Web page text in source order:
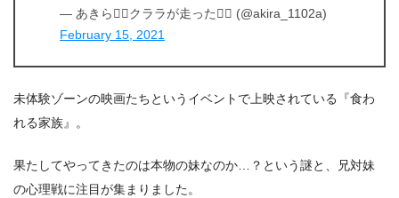
— あきら🏃‍♀️クララが走った🏃‍♀️ (@akira_1102a)
February 15, 2021
未体験ゾーンの映画たちというイベントで上映されている『食わ
れる家族』。
果たしてやってきたのは本物の妹なのか…？という謎と、兄対妹
の心理戦に注目が集まりました。